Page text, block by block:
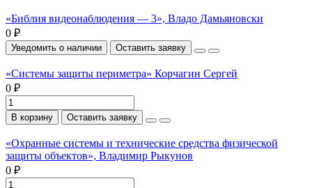
«Библия видеонаблюдения — 3», Владо Дамьяновски
0 ₽
Уведомить о наличии Оставить заявку
«Системы защиты периметра» Корчагин Сергей
0 ₽
В корзину Оставить заявку
«Охранные системы и технические средства физической
защиты объектов», Владимир Рыкунов
0 ₽